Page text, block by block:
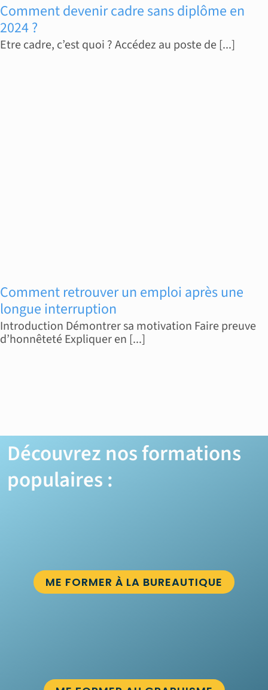
Comment devenir cadre sans diplôme en
2024 ?
Etre cadre, c’est quoi ? Accédez au poste de [...]
Comment retrouver un emploi après une
longue interruption
Introduction Démontrer sa motivation Faire preuve
d’honnêteté Expliquer en [...]
Découvrez nos formations
populaires :
ME FORMER À LA BUREAUTIQUE